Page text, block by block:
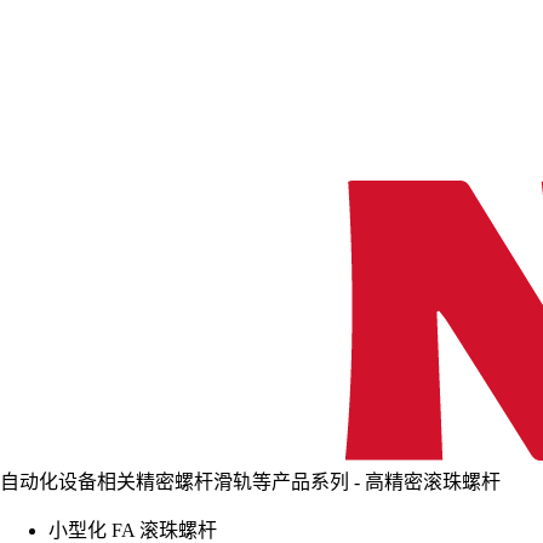
自动化设备相关精密螺杆滑轨等产品系列 - 高精密滚珠螺杆
小型化 FA 滚珠螺杆